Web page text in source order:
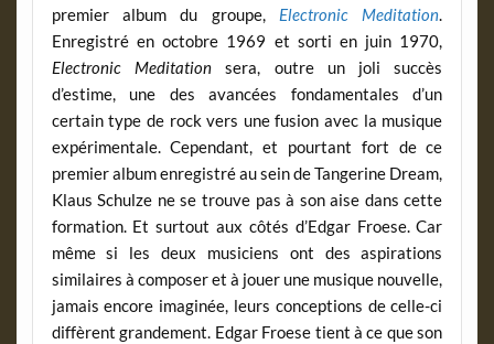
premier album du groupe, Electronic Meditation.
Enregistré en octobre 1969 et sorti en juin 1970,
Electronic Meditationsera, outre un joli succès
d’estime, une des avancées fondamentales d’un
certain type de rock vers une fusion avec la musique
expérimentale. Cependant, et pourtant fort de ce
premier album enregistré au sein de Tangerine Dream,
Klaus Schulze ne se trouve pas à son aise dans cette
formation. Et surtout aux côtés d’Edgar Froese. Car
même si les deux musiciens ont des aspirations
similaires à composer et à jouer une musique nouvelle,
jamais encore imaginée, leurs conceptions de celle-ci
diffèrent grandement. Edgar Froese tient à ce que son